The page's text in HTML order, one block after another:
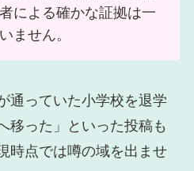
による確かな証拠は一
ません。
通っていた小学校を退学
移った」といった投稿も
時点では噂の域を出ませ